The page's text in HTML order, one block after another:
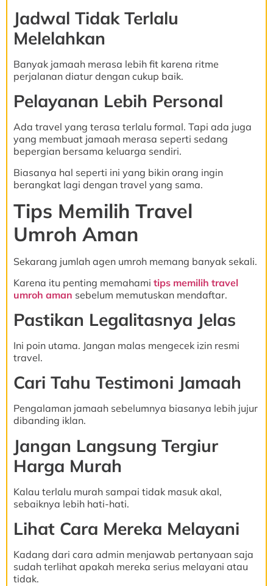
Jadwal Tidak Terlalu
Melelahkan
Banyak jamaah merasa lebih fit karena ritme
perjalanan diatur dengan cukup baik.
Pelayanan Lebih Personal
Ada travel yang terasa terlalu formal. Tapi ada juga
yang membuat jamaah merasa seperti sedang
bepergian bersama keluarga sendiri.
Biasanya hal seperti ini yang bikin orang ingin
berangkat lagi dengan travel yang sama.
Tips Memilih Travel
Umroh Aman
Sekarang jumlah agen umroh memang banyak sekali.
Karena itu penting memahami tips memilih travel
umroh aman sebelum memutuskan mendaftar.
Pastikan Legalitasnya Jelas
Ini poin utama. Jangan malas mengecek izin resmi
travel.
Cari Tahu Testimoni Jamaah
Pengalaman jamaah sebelumnya biasanya lebih jujur
dibanding iklan.
Jangan Langsung Tergiur
Harga Murah
Kalau terlalu murah sampai tidak masuk akal,
sebaiknya lebih hati-hati.
Lihat Cara Mereka Melayani
Kadang dari cara admin menjawab pertanyaan saja
sudah terlihat apakah mereka serius melayani atau
tidak.